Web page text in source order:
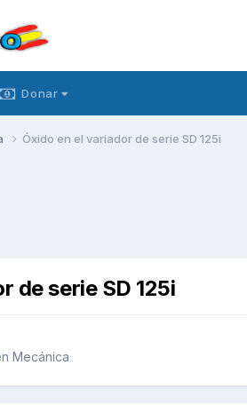
Donar
Óxido en el variador de serie SD 125i
de serie SD 125i
Mecánica